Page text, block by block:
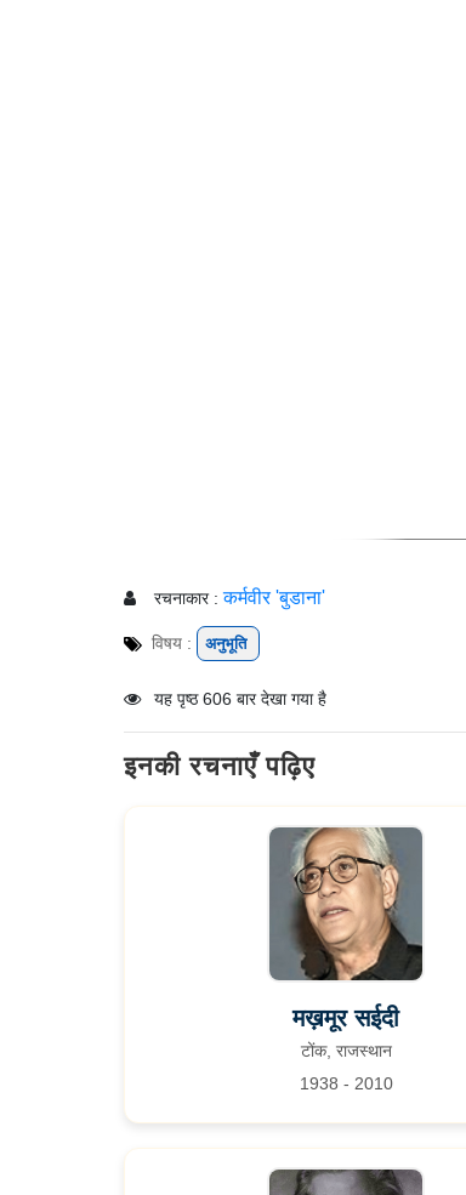
रचनाकार : कर्मवीर 'बुडाना'
विषय : अनुभूति
यह पृष्ठ 606 बार देखा गया है
इनकी रचनाएँ पढ़िए
मख़मूर सईदी
टोंक, राजस्थान
1938 - 2010